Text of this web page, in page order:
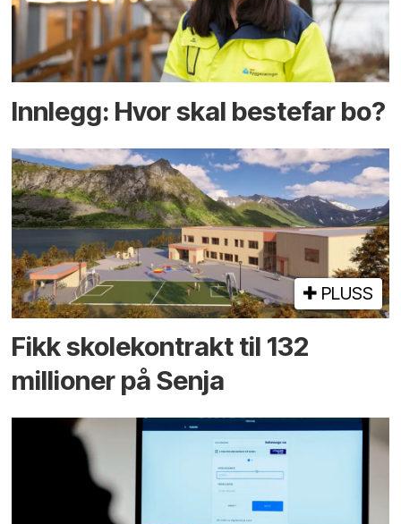
Innlegg: Hvor skal bestefar bo?
PLUSS
Fikk skole­kontrakt til 132
millioner på Senja